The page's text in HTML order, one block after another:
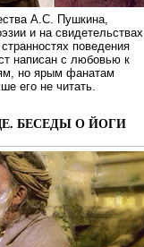
А.С. Пушкина,
и на свидетельствах
поведения
написан с любовью к
но ярым фанатам
его не читать.
БЕСЕДЫ О ЙОГИ